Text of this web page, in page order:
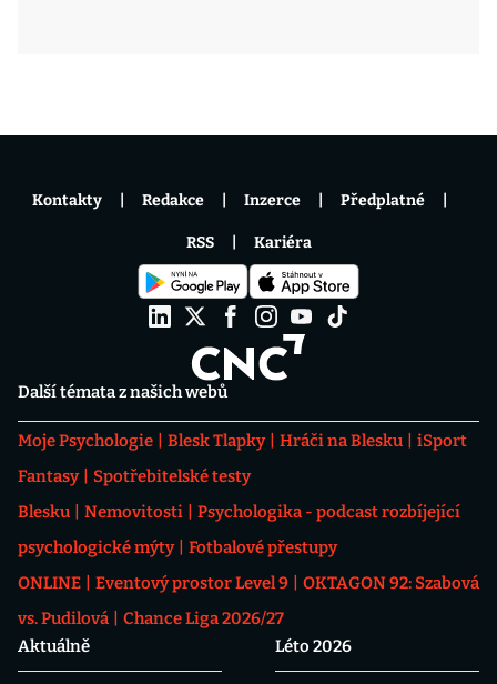
Další témata z našich webů
Moje Psychologie Blesk Tlapky Hráči na Blesku
iSport
Fantasy
Spotřebitelské testy
Blesku
Nemovitosti
Psychologika - podcast rozbíjející
psychologické mýty
Fotbalové přestupy
ONLINE
Eventový prostor Level 9
OKTAGON 92: Szabová
vs. Pudilová
Chance Liga 2026/27
Aktuálně
Léto 2026
Kontakty Redakce Inzerce Předplatné
RSS Kariéra